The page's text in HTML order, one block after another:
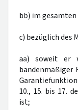
bb) im
c) bezüglich des
aa) soweit er
bandenmäßiger
10., 15. bis 17.
ist;